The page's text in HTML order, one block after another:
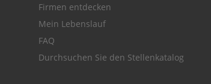
Firmen entdecken
Mein Lebenslauf
FAQ
Durchsuchen Sie den Stellenkatalog